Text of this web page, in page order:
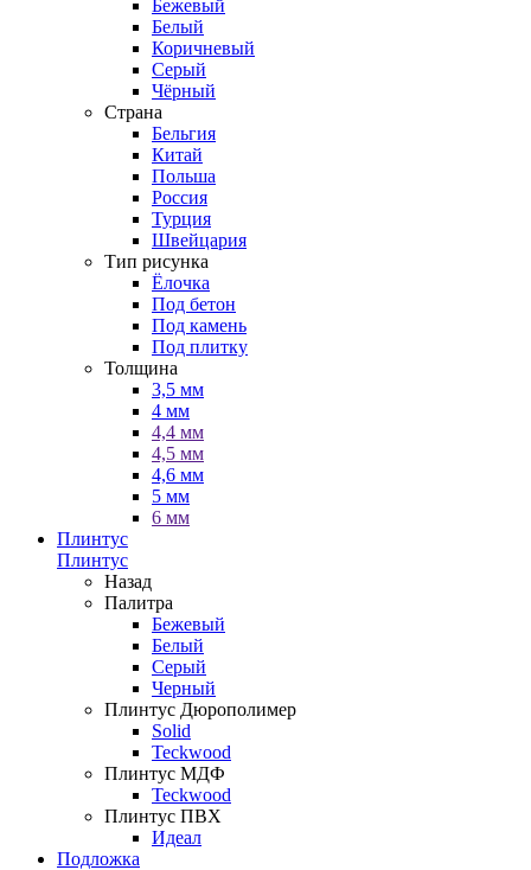
Бежевый
Белый
Коричневый
Серый
Чёрный
Страна
Бельгия
Китай
Польша
Россия
Турция
Швейцария
Тип рисунка
Ёлочка
Под бетон
Под камень
Под плитку
Толщина
3,5 мм
4 мм
4,4 мм
4,5 мм
4,6 мм
5 мм
6 мм
Плинтус
Плинтус
Назад
Палитра
Бежевый
Белый
Серый
Черный
Плинтус Дюрополимер
Solid
Teckwood
Плинтус МДФ
Teckwood
Плинтус ПВХ
Идеал
Подложка